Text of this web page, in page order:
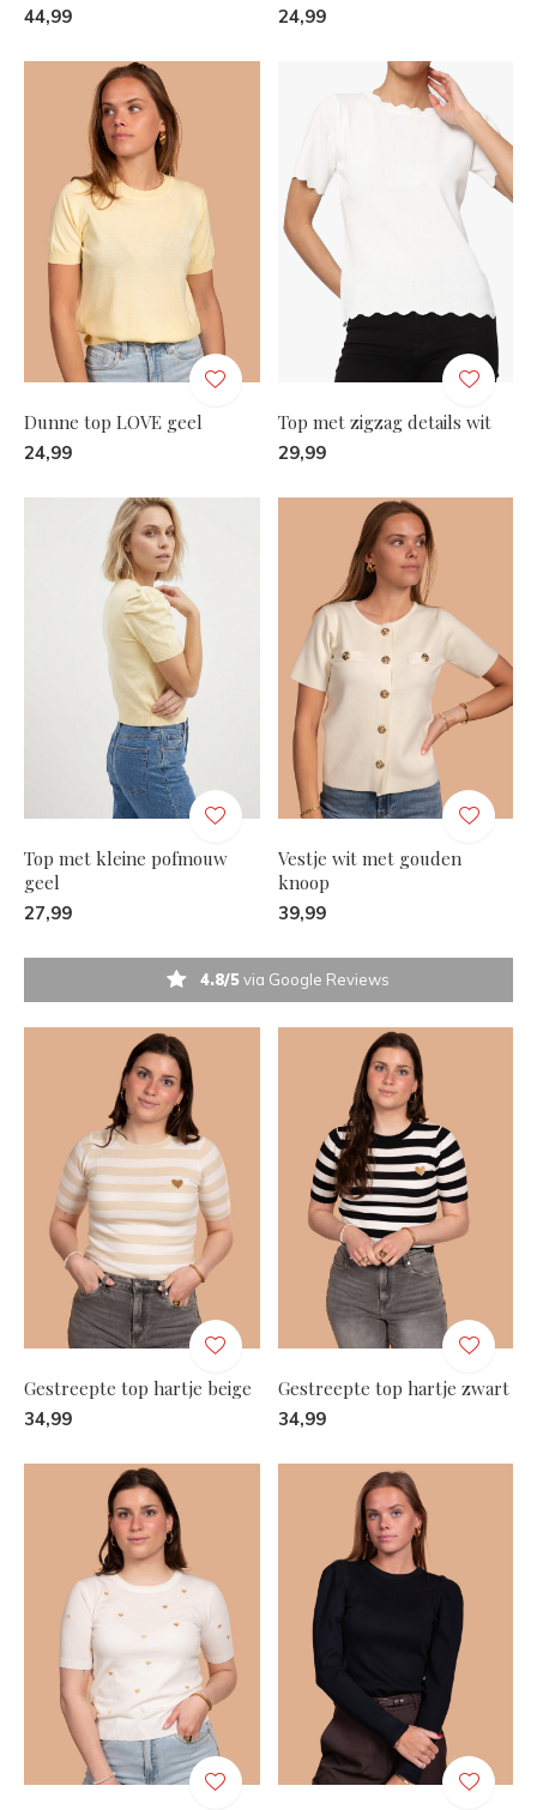
44,99 24,99
Dunne top LOVE geel
24,99
Top met zigzag details wit
29,99
Top met kleine pofmouw
geel
27,99
Vestje wit met gouden
knoop
39,99
4.8/5via Google Reviews
Gestreepte top hartje beige
34,99
Gestreepte top hartje zwart
34,99